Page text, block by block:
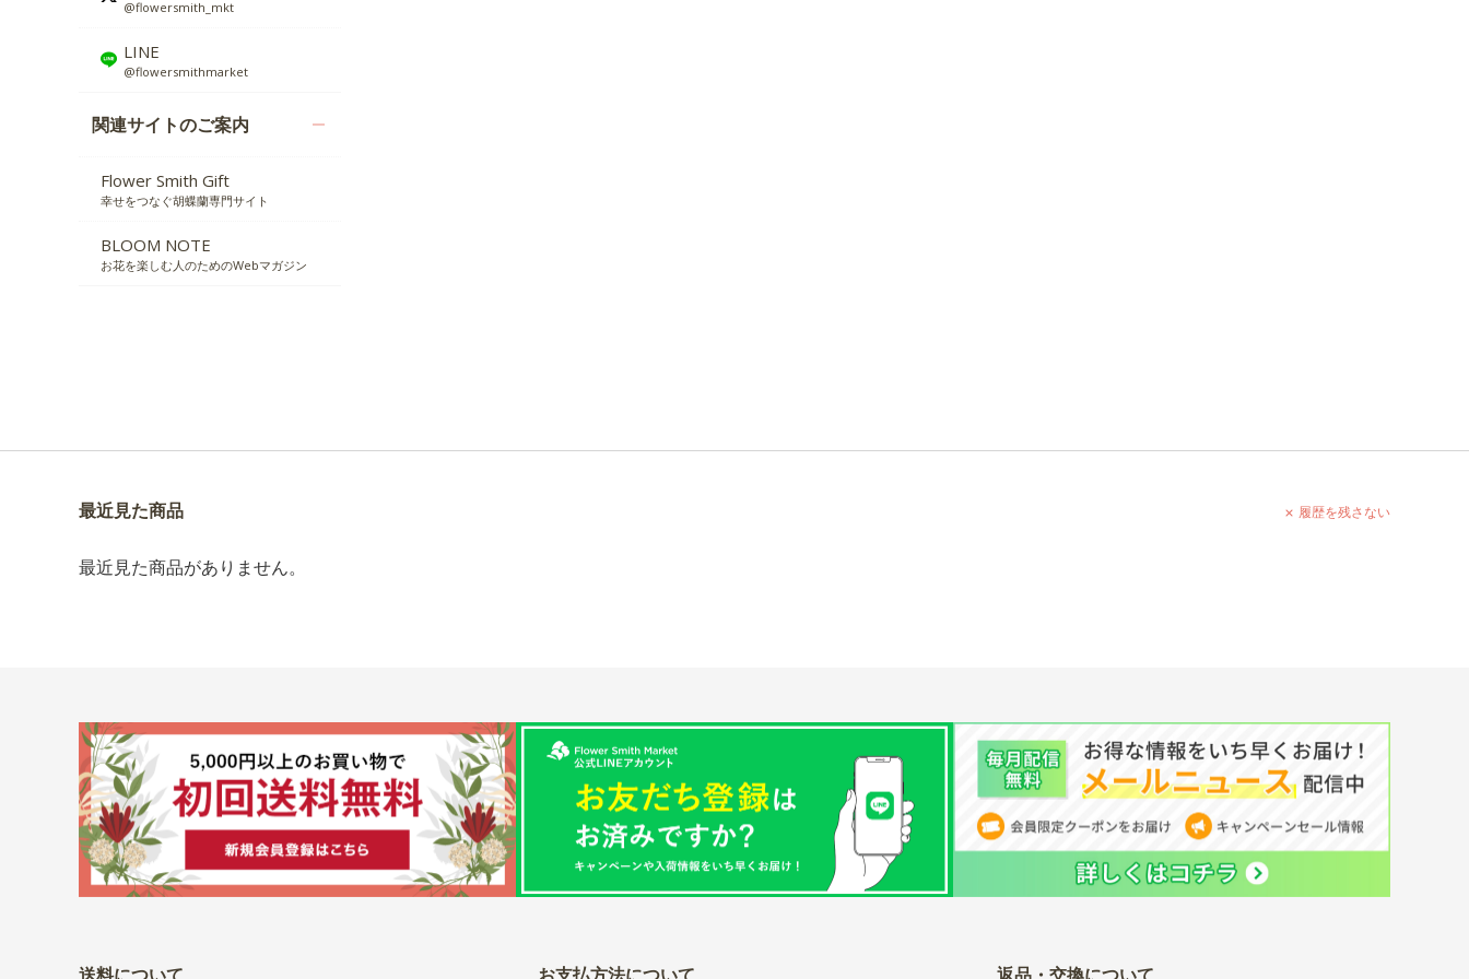
@flowersmith_mkt
LINE
@flowersmithmarket
関連サイトのご案内
Flower Smith Gift
幸せをつなぐ胡蝶蘭専門サイト
BLOOM NOTE
お花を楽しむ人のためのWebマガジン
最近見た商品 履歴を残さない
最近見た商品がありません。